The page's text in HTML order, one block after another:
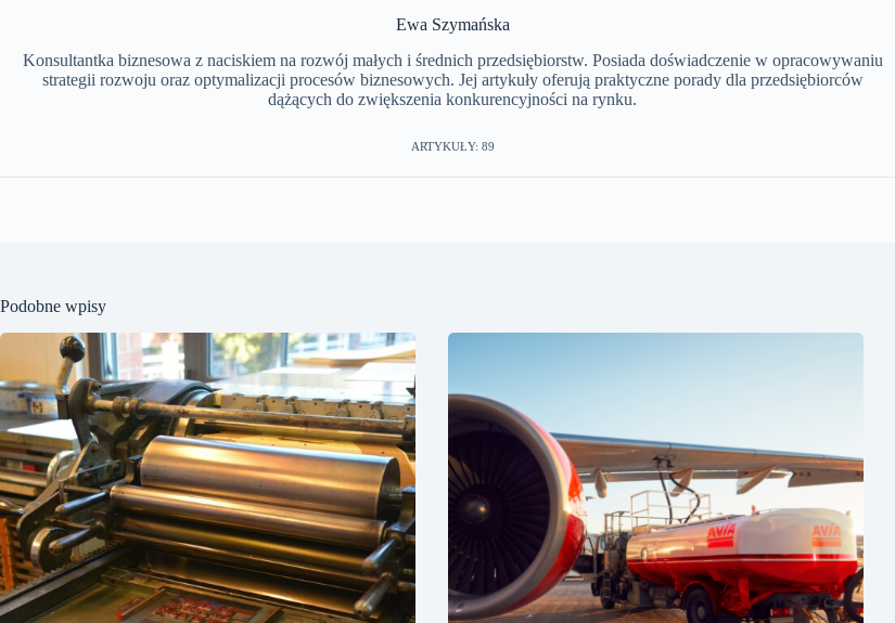
Ewa Szymańska
Konsultantka biznesowa z naciskiem na rozwój małych i średnich przedsiębiorstw. Posiada doświadczenie w opracowywaniu
strategii rozwoju oraz optymalizacji procesów biznesowych. Jej artykuły oferują praktyczne porady dla przedsiębiorców
dążących do zwiększenia konkurencyjności na rynku.
ARTYKUŁY: 89
Podobne wpisy